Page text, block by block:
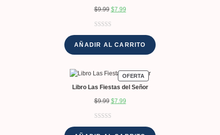
$9.99 $7.99
con 4.33de
AÑADIR AL CARRITO
OFERTA
Libro Las Fiestas del Señor
$9.99 $7.99